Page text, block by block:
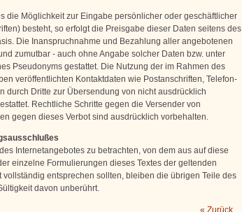
die Möglichkeit zur Eingabe persönlicher oder geschäftlicher
besteht, so erfolgt die Preisgabe dieser Daten seitens des
Die Inanspruchnahme und Bezahlung aller angebotenen
zumutbar - auch ohne Angabe solcher Daten bzw. unter
Pseudonyms gestattet. Die Nutzung der im Rahmen des
veröffentlichten Kontaktdaten wie Postanschriften, Telefon-
durch Dritte zur Übersendung von nicht ausdrücklich
Rechtliche Schritte gegen die Versender von
gegen dieses Verbot sind ausdrücklich vorbehalten.
Internetangebotes zu betrachten, von dem aus auf diese
einzelne Formulierungen dieses Textes der geltenden
vollständig entsprechen sollten, bleiben die übrigen Teile des
davon unberührt.
« Zurück